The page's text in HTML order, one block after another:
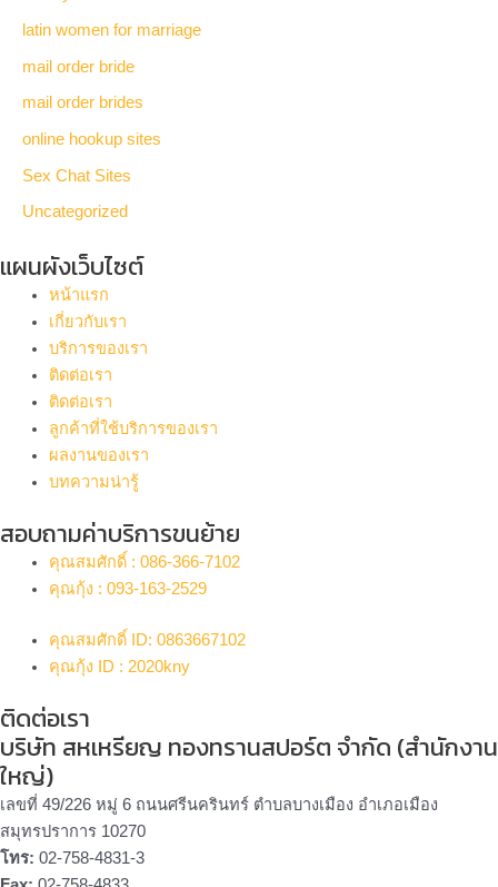
latin women for marriage
mail order bride
mail order brides
online hookup sites
Sex Chat Sites
Uncategorized
แผนผังเว็บไซต์
หน้าแรก
เกี่ยวกับเรา
บริการของเรา
ติดต่อเรา
ติดต่อเรา
ลูกค้าที่ใช้บริการของเรา
ผลงานของเรา
บทความน่ารู้
สอบถามค่าบริการขนย้าย
คุณสมศักดิ์ : 086-366-7102
คุณกุ้ง : 093-163-2529
คุณสมศักดิ์ ID: 0863667102
คุณกุ้ง ID : 2020kny
ติดต่อเรา
บริษัท สหเหรียญ ทองทรานสปอร์ต จำกัด (สำนักงาน
ใหญ่)
เลขที่ 49/226 หมู่ 6 ถนนศรีนครินทร์ ตำบลบางเมือง อำเภอเมือง
สมุทรปราการ 10270
โทร: 02-758-4831-3